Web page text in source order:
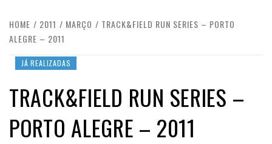
HOME 2011 MARÇO
TRACK&FIELD RUN SERIES – PORTO
ALEGRE – 2011
JÁ REALIZADAS
TRACK&FIELD RUN SERIES –
PORTO ALEGRE – 2011